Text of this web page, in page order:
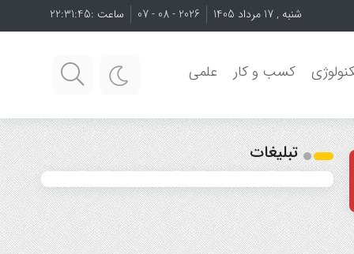
شنبه , 17 مرداد 1405 2026 - 08 - 07 ساعت :22:31:46
کسب و کار علمی
تبلیغات